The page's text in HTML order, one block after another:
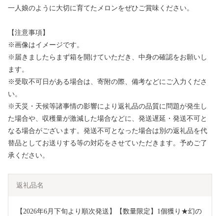
一人娘のように大切に育てたメロンをぜひご賞味ください。
【注意事項】
※画像はイメージです。
※届きましたらまず箱を開けていただき、中身の確認をお願いし
ます。
※受取不可日がある場合は、寄附の際、備考などにご入力くださ
い。
※天災・天候等諸事情の影響により返礼品の品質に問題が発生し
た場合や、収穫量が激減した場合などに、発送遅延・発送不可と
なる場合がございます。発送不可となった場合は別の返礼品を代
替品としてお送りする等の対応をさせていただきます。予めご了
承ください。
返礼品名
【2026年6月下旬より順次発送】【数量限定】1個獲り★幻の